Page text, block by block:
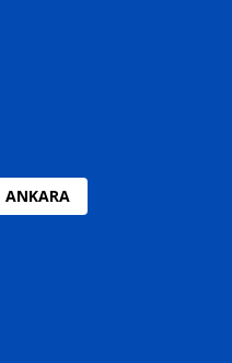
ANKARA